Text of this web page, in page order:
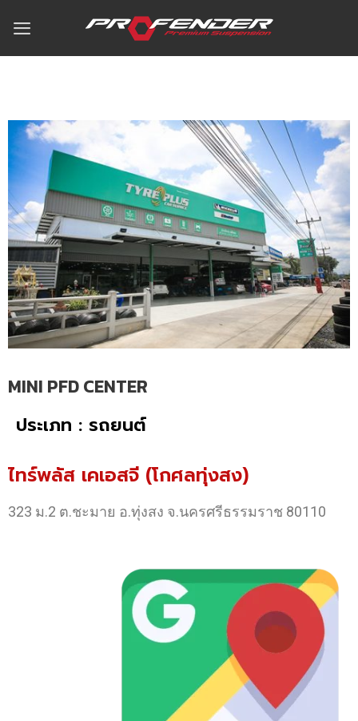
MINI PFD CENTER
ประเภท : รถยนต์
ไทร์พลัส เคเอสจี (โกศลทุ่งสง)
323 ม.2 ต.ชะมาย อ.ทุ่งสง จ.นครศรีธรรมราช 80110